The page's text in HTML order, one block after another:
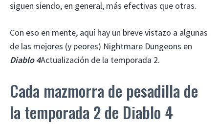
siguen siendo, en general, más efectivas que otras.
Con eso en mente, aquí hay un breve vistazo a algunas
de las mejores (y peores) Nightmare Dungeons en
Diablo 4Actualización de la temporada 2.
Cada mazmorra de pesadilla de
la temporada 2 de Diablo 4